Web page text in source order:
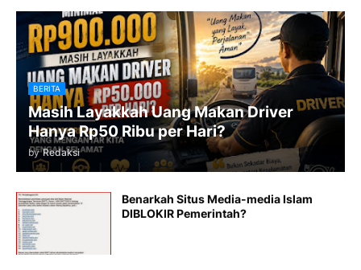
BERITA
Masih Layakkah Uang Makan Driver
Hanya Rp50 Ribu per Hari?
by Redaksi
Benarkah Situs Media-media Islam
DIBLOKIR Pemerintah?